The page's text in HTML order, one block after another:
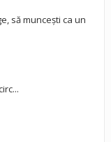
să muncești ca un